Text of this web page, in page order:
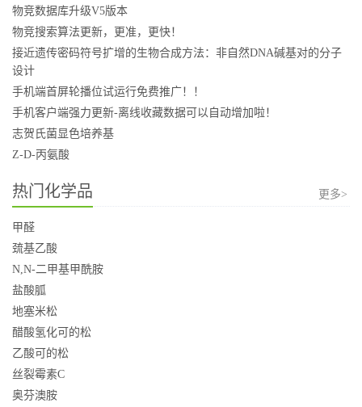
物竞数据库升级V5版本
物竞搜索算法更新，更准，更快！
接近遗传密码符号扩增的生物合成方法：非自然DNA碱基对的分子
设计
手机端首屏轮播位试运行免费推广！！
手机客户端强力更新-离线收藏数据可以自动增加啦！
志贺氏菌显色培养基
Z-D-丙氨酸
热门化学品 更多>
甲醛
巯基乙酸
N,N-二甲基甲酰胺
盐酸胍
地塞米松
醋酸氢化可的松
乙酸可的松
丝裂霉素C
奥芬澳胺